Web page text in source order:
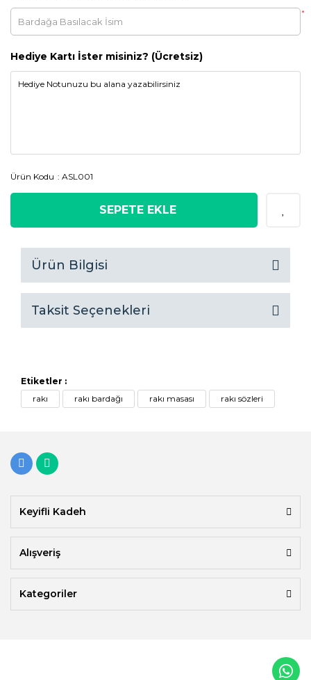
*
Hediye Kartı İster misiniz? (Ücretsiz)
Ürün Kodu ASL001
SEPETE EKLE
Ürün Bilgisi
Taksit Seçenekleri
Etiketler :
rakı
rakı bardağı rakı masası rakı sözleri
Keyifli Kadeh
Alışveriş
Kategoriler